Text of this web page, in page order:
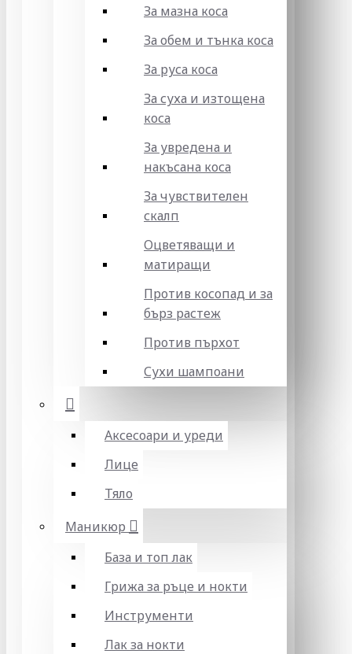
За мазна коса
За обем и тънка коса
За руса коса
За суха и изтощена
коса
За увредена и
накъсана коса
За чувствителен
скалп
Оцветяващи и
матиращи
Против косопад и за
бърз растеж
Против пърхот
Сухи шампоани
Аксесоари и уреди
Лице
Тяло
Маникюр
База и топ лак
Грижа за ръце и нокти
Инструменти
Лак за нокти